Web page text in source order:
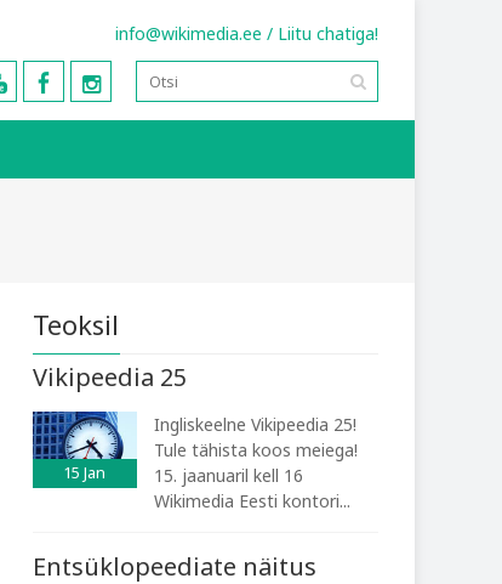
info@wikimedia.ee / Liitu chatiga!
Teoksil
Vikipeedia 25
15 Jan
Ingliskeelne Vikipeedia 25!
Tule tähista koos meiega!
15. jaanuaril kell 16
Wikimedia Eesti kontori...
Entsüklopeediate näitus